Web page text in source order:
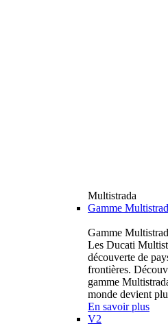
Multistrada
Gamme
Gamme
Les Ducati
découverte de
frontières.
gamme
monde devient
En savoir plus
V2